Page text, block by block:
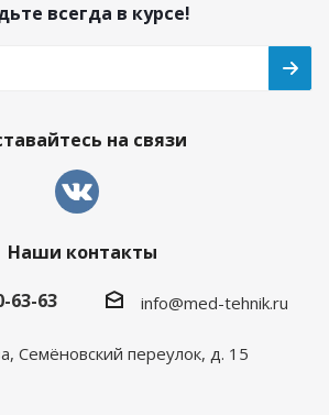
всегда в курсе!
на связи
Наши контакты
63-63
info@med-tehnik.ru
Семёновский переулок, д. 15